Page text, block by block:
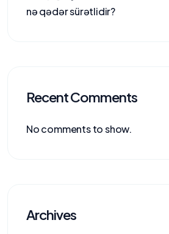
nə qədər sürətlidir?
Recent Comments
No comments to show.
Archives